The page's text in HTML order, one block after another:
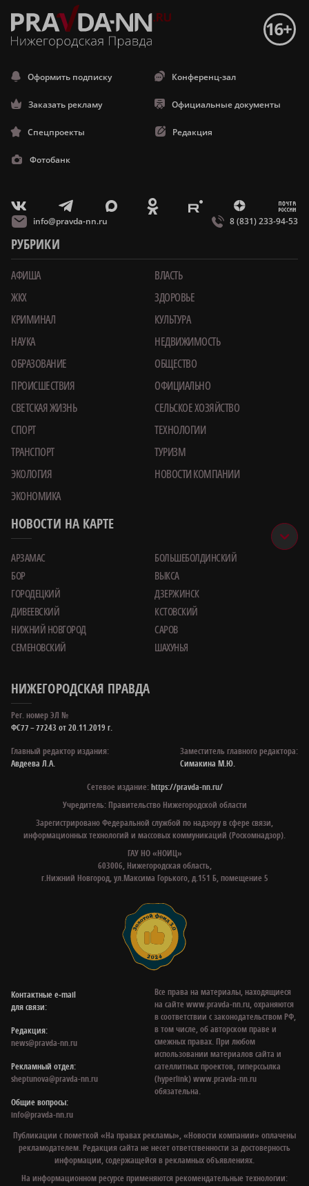
Оформить подписку Конференц-зал
Заказать рекламу Официальные документы
Спецпроекты Редакция
Фотобанк
V T X O E Z m
info@pravda-nn.ru 8 (831) 233-94-53
РУБРИКИ
АФИША
ВЛАСТЬ
ЖКХ
ЗДОРОВЬЕ
КРИМИНАЛ
КУЛЬТУРА
НАУКА
НЕДВИЖИМОСТЬ
ОБРАЗОВАНИЕ
ОБЩЕСТВО
ПРОИСШЕСТВИЯ
ОФИЦИАЛЬНО
СВЕТСКАЯ ЖИЗНЬ
СЕЛЬСКОЕ ХОЗЯЙСТВО
СПОРТ
ТЕХНОЛОГИИ
ТРАНСПОРТ
ТУРИЗМ
ЭКОЛОГИЯ
НОВОСТИ КОМПАНИИ
ЭКОНОМИКА
НОВОСТИ НА КАРТЕ
АРЗАМАС
БОЛЬШЕБОЛДИНСКИЙ
БОР
ВЫКСА
ГОРОДЕЦКИЙ
ДЗЕРЖИНСК
ДИВЕЕВСКИЙ
КСТОВСКИЙ
НИЖНИЙ НОВГОРОД
САРОВ
СЕМЕНОВСКИЙ
ШАХУНЬЯ
НИЖЕГОРОДСКАЯ ПРАВДА
Рег. номер ЭЛ №
ФС77 – 77243 от 20.11.2019 г.
Главный редактор издания:
Авдеева Л.А.
Заместитель главного редактора:
Симакина М.Ю.
Сетевое издание:https://pravda-nn.ru/
Учредитель: Правительство Нижегородской области
Зарегистрировано Федеральной службой по надзору в сфере связи,
информационных технологий и массовых коммуникаций (Роскомнадзор).
ГАУ НО «НОИЦ»
603006, Нижегородская область,
г.Нижний Новгород, ул.Максима Горького, д.151 Б, помещение 5
Контактные e‑mail
для связи:
Редакция:
news@pravda-nn.ru
Рекламный отдел:
sheptunova@pravda-nn.ru
Общие вопросы:
info@pravda-nn.ru
Все права на материалы, находящиеся
на сайте www.pravda-nn.ru, охраняются
в соответствии с законодательством РФ,
в том числе, об авторском праве и
смежных правах. При любом
использовании материалов сайта и
сателлитных проектов, гиперссылка
(hyperlink) www.pravda-nn.ru
обязательна.
Публикации с пометкой «На правах рекламы», «Новости компании» оплачены
рекламодателем. Редакция сайта не несет ответственности за достоверность
информации, содержащейся в рекламных объявлениях.
На информационном ресурсе применяются рекомендательные технологии: